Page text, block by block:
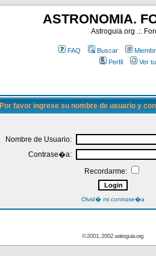
ASTRONOMIA.
Astroguia.org .:.
FAQ Buscar
Perfil
Ver
Por favor ingrese su nombre de usuario y
Nombre de Usuario:
Contrase�a:
Recordarme:
Olvid� mi contrase�a
© 2001, 2002 astroguia.org